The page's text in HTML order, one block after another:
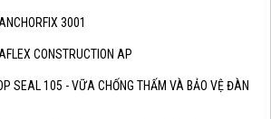
3001
CONSTRUCTION AP
SEAL 105 - VỮA CHỐNG THẤM VÀ BẢO VỆ ĐÀN